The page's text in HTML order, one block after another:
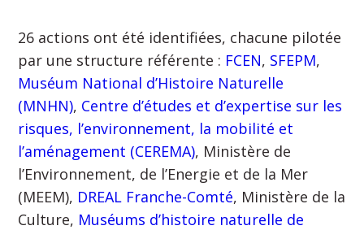
26 actions ont été identifiées, chacune pilotée
par une structure référente : FCEN, SFEPM,
Muséum National d’Histoire Naturelle
(MNHN), Centre d’études et d’expertise sur les
risques, l’environnement, la mobilité et
l’aménagement (CEREMA), Ministère de
l’Environnement, de l’Energie et de la Mer
(MEEM), DREAL Franche-Comté, Ministère de la
Culture, Muséums d’histoire naturelle de